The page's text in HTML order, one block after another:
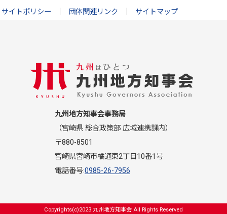
サイトポリシー 団体関連リンク サイトマップ
九州地方知事会事務局
（宮崎県 総合政策部 広域連携課内）
〒880-8501
宮崎県宮崎市橘通東2丁目10番1号
電話番号:0985-26-7956
Copyrights(c)2023 九州地方知事会 All Rights Reserved